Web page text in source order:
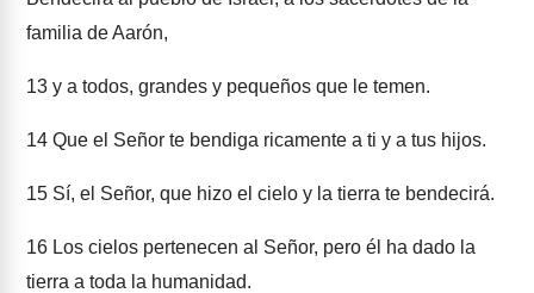
familia de Aarón,
13 y a todos, grandes y pequeños que le temen.
14 Que el Señor te bendiga ricamente a ti y a tus hijos.
15 Sí, el Señor, que hizo el cielo y la tierra te bendecirá.
16 Los cielos pertenecen al Señor, pero él ha dado la
tierra a toda la humanidad.